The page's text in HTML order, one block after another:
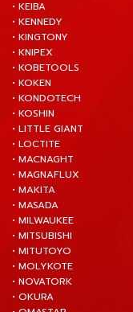
• KEIBA
• KENNEDY
• KINGTONY
• KNIPEX
• KOBETOOLS
• KOKEN
• KONDOTECH
• KOSHIN
• LITTLE GIANT
• LOCTITE
• MACNAGHT
• MAGNAFLUX
• MAKITA
• MASADA
• MILWAUKEE
• MITSUBISHI
• MITUTOYO
• MOLYKOTE
• NOVATORK
• OKURA